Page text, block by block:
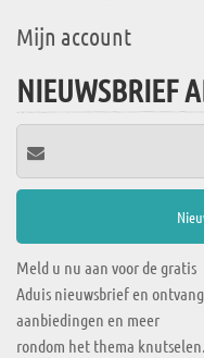
Mijn account
NIEUWSBRIEF
Meld u nu aan voor de gratis
Aduis nieuwsbrief en
aanbiedingen en meer
rondom het thema knutselen.